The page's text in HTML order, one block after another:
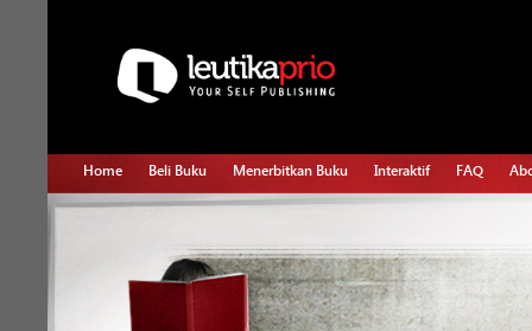
Home Beli Buku Menerbitkan Buku Interaktif FAQ